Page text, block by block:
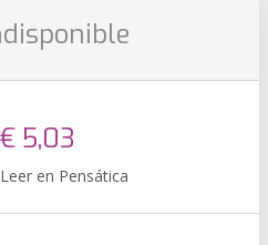
€ 5,03
Leer en Pensática